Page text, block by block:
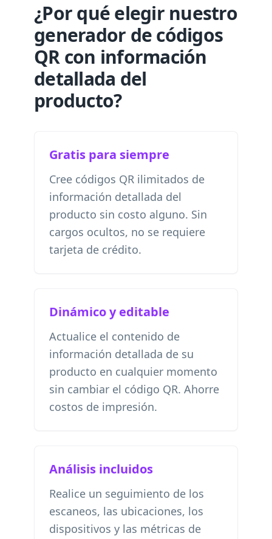
¿Por qué elegir nuestro
generador de códigos
QR con información
detallada del
producto?
Gratis para siempre
Cree códigos QR ilimitados de
información detallada del
producto sin costo alguno. Sin
cargos ocultos, no se requiere
tarjeta de crédito.
Dinámico y editable
Actualice el contenido de
información detallada de su
producto en cualquier momento
sin cambiar el código QR. Ahorre
costos de impresión.
Análisis incluidos
Realice un seguimiento de los
escaneos, las ubicaciones, los
dispositivos y las métricas de